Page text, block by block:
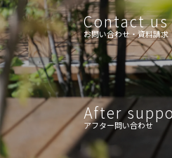
Contact us
お問い合わせ・資料請求
After
アフター問い合わせ